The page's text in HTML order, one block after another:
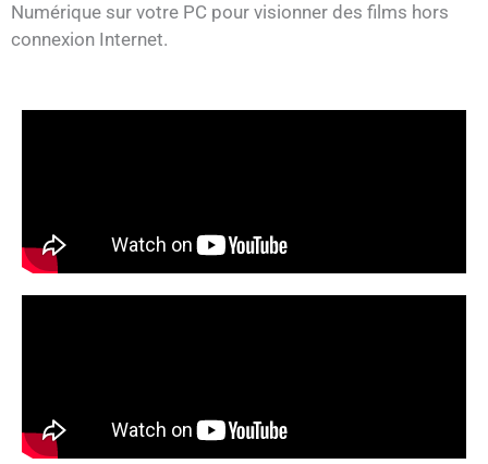
Numérique sur votre PC pour visionner des films hors
connexion Internet.